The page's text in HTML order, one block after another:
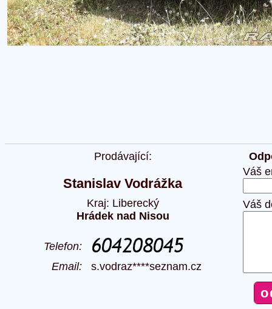
Prodávající:
Stanislav Vodrážka
Kraj: Liberecký
Hrádek nad Nisou
Telefon:
Email: s.vodraz****seznam.cz
Váš
Váš